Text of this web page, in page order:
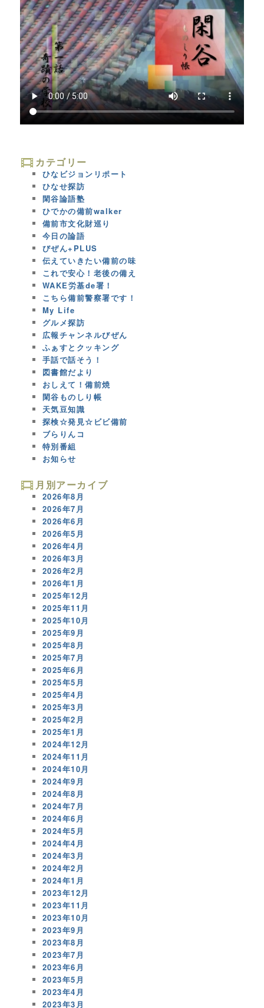
カテゴリー
ひなビジョンリポート
ひなせ探訪
閑谷論語塾
ひでかの備前walker
備前市文化財巡り
今日の論語
びぜん+PLUS
伝えていきたい備前の味
これで安心！老後の備え
WAKE労基de署！
こちら備前警察署です！
My Life
グルメ探訪
広報チャンネルびぜん
ふぁすとクッキング
手話で話そう！
図書館だより
おしえて！備前焼
閑谷ものしり帳
天気豆知識
探検☆発見☆ビビ備前
ブらりんコ
特別番組
お知らせ
月別アーカイブ
2026年8月
2026年7月
2026年6月
2026年5月
2026年4月
2026年3月
2026年2月
2026年1月
2025年12月
2025年11月
2025年10月
2025年9月
2025年8月
2025年7月
2025年6月
2025年5月
2025年4月
2025年3月
2025年2月
2025年1月
2024年12月
2024年11月
2024年10月
2024年9月
2024年8月
2024年7月
2024年6月
2024年5月
2024年4月
2024年3月
2024年2月
2024年1月
2023年12月
2023年11月
2023年10月
2023年9月
2023年8月
2023年7月
2023年6月
2023年5月
2023年4月
2023年3月